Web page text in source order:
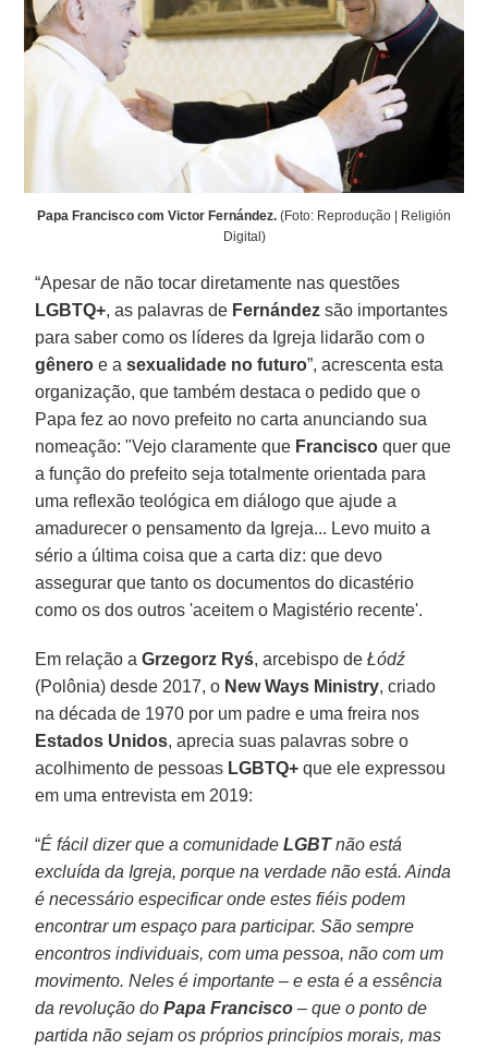
Papa Francisco com Victor Fernández. (Foto: Reprodução | Religión
Digital)
“Apesar de não tocar diretamente nas questões
LGBTQ+, as palavras de Fernández são importantes
para saber como os líderes da Igreja lidarão com o
gênero e asexualidade no futuro”, acrescenta esta
organização, que também destaca o pedido que o
Papa fez ao novo prefeito no carta anunciando sua
nomeação: "Vejo claramente que Francisco quer que
a função do prefeito seja totalmente orientada para
uma reflexão teológica em diálogo que ajude a
amadurecer o pensamento da Igreja... Levo muito a
sério a última coisa que a carta diz: que devo
assegurar que tanto os documentos do dicastério
como os dos outros 'aceitem o Magistério recente'.
Em relação aGrzegorz Ryś, arcebispo deŁódź
(Polônia) desde 2017, o New Ways Ministry, criado
na década de 1970 por um padre e uma freira nos
Estados Unidos, aprecia suas palavras sobre o
acolhimento de pessoas LGBTQ+ que ele expressou
em uma entrevista em 2019:
“É fácil dizer que a comunidadeLGBTnão está
excluída da Igreja, porque na verdade não está. Ainda
é necessário especificar onde estes fiéis podem
encontrar um espaço para participar. São sempre
encontros individuais, com uma pessoa, não com um
movimento. Neles é importante – e esta é a essência
da revolução doPapa Francisco – que o ponto de
partida não sejam os próprios princípios morais, mas